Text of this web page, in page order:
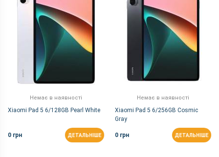
Немає в наявності
Xiaomi Pad 5 6/128GB Pearl White
0 грн ДЕТАЛЬНІШЕ
Немає в наявності
Xiaomi Pad 5 6/256GB Cosmic
Gray
0 грн ДЕТАЛЬНІШЕ